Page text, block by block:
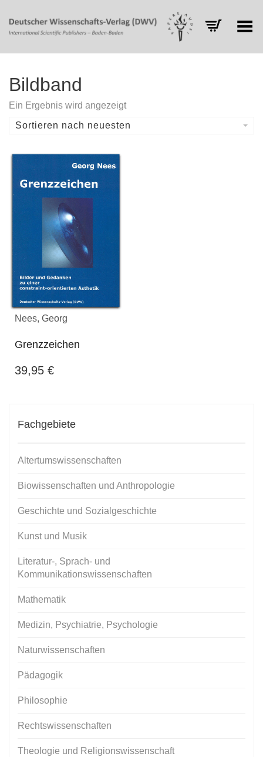
Toggle Menu
Bildband
Ein Ergebnis wird angezeigt
Sortieren nach neuesten
Nees, Georg
Grenzzeichen
39,95 €
Fachgebiete
Altertumswissenschaften
Biowissenschaften und Anthropologie
Geschichte und Sozialgeschichte
Kunst und Musik
Literatur-, Sprach- und
Kommunikationswissenschaften
Mathematik
Medizin, Psychiatrie, Psychologie
Naturwissenschaften
Pädagogik
Philosophie
Rechtswissenschaften
Theologie und Religionswissenschaft